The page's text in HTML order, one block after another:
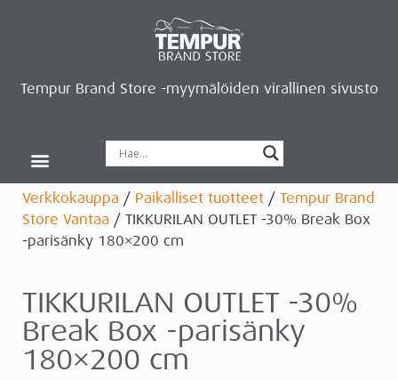
Tempur Brand Store -myymälöiden virallinen sivusto
Verkkokauppa / Paikalliset tuotteet / Tempur Brand
Store Vantaa / TIKKURILAN OUTLET -30% Break Box
-parisänky 180×200 cm
TIKKURILAN OUTLET -30%
Break Box -parisänky
180×200 cm